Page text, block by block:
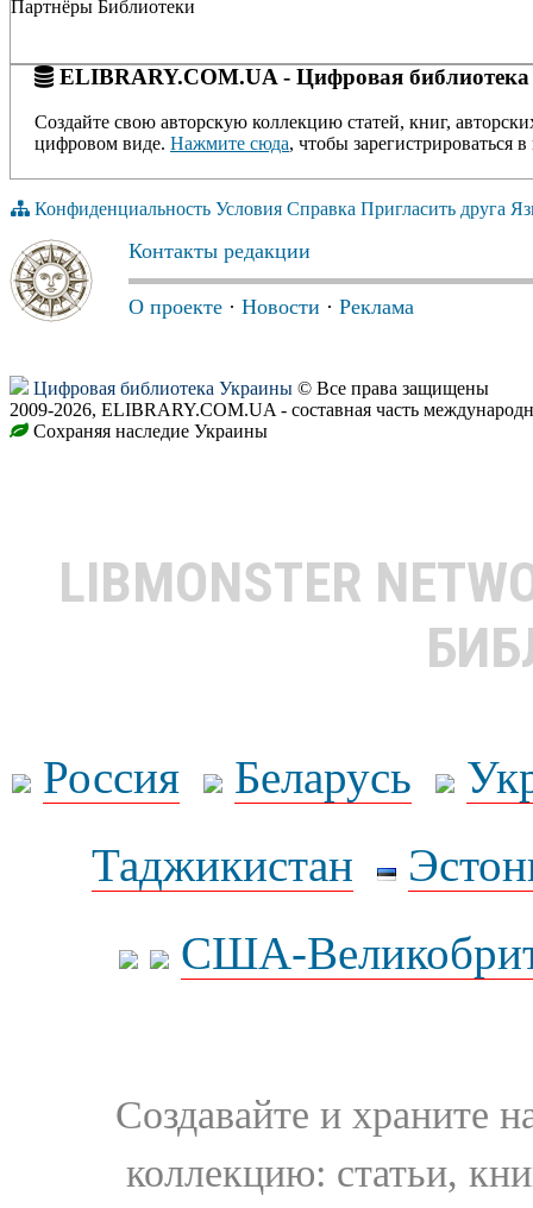
Партнёры Библиотеки
ELIBRARY.COM.UA - Цифровая библиотека
Создайте свою авторскую коллекцию статей, книг,
цифровом виде. Нажмите сюда, чтобы зарегистрироваться в
Конфиденциальность Условия Справка Пригласить друга
Контакты редакции
О проекте · Новости · Реклама
Цифровая библиотека Украины © Все права защищены
2009-2026, ELIBRARY.COM.UA - составная часть
Сохраняя наследие Украины
LIBMONSTER
Россия Беларусь
Таджикистан
США-
Создавайте и храните
коллекцию: статьи,